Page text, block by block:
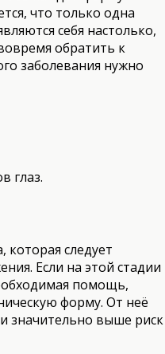
что только одна
себя настолько,
обратить к
заболевания нужно
глаз.
которая следует
Если на этой стадии
помощь,
форму. От неё
значительно выше риск